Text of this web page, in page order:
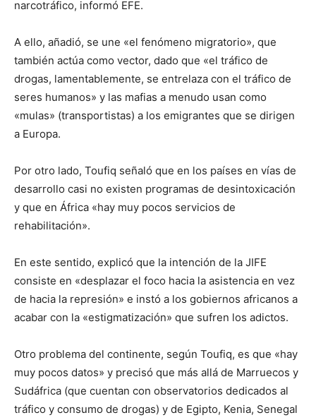
narcotráfico, informó EFE.
A ello, añadió, se une «el fenómeno migratorio», que
también actúa como vector, dado que «el tráfico de
drogas, lamentablemente, se entrelaza con el tráfico de
seres humanos» y las mafias a menudo usan como
«mulas» (transportistas) a los emigrantes que se dirigen
a Europa.
Por otro lado, Toufiq señaló que en los países en vías de
desarrollo casi no existen programas de desintoxicación
y que en África «hay muy pocos servicios de
rehabilitación».
En este sentido, explicó que la intención de la JIFE
consiste en «desplazar el foco hacia la asistencia en vez
de hacia la represión» e instó a los gobiernos africanos a
acabar con la «estigmatización» que sufren los adictos.
Otro problema del continente, según Toufiq, es que «hay
muy pocos datos» y precisó que más allá de Marruecos y
Sudáfrica (que cuentan con observatorios dedicados al
tráfico y consumo de drogas) y de Egipto, Kenia, Senegal